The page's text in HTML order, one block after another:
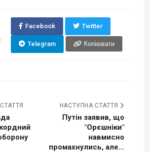
Facebook Twitter
Telegram Копіювати
НАСТУПНА СТАТТЯ
Путін заявив, що
"Орєшніки"
навмисно
промахнулись, але...